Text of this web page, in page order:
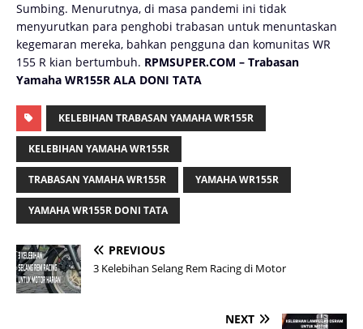
Sumbing. Menurutnya, di masa pandemi ini tidak
menyurutkan para penghobi trabasan untuk menuntaskan
kegemaran mereka, bahkan pengguna dan komunitas WR
155 R kian bertumbuh. RPMSUPER.COM – Trabasan
Yamaha WR155R ALA DONI TATA
KELEBIHAN TRABASAN YAMAHA WR155R
KELEBIHAN YAMAHA WR155R
TRABASAN YAMAHA WR155R YAMAHA WR155R
YAMAHA WR155R DONI TATA
PREVIOUS
3 Kelebihan Selang Rem Racing di Motor
NEXT